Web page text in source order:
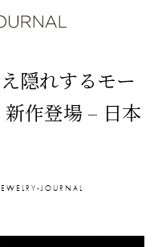
隠れするモー
作登場 – 日本
JOURNAL